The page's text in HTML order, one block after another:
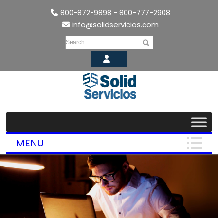
800-872-9898 - 800-777-2908
info@solidservicios.com
Search
MENU